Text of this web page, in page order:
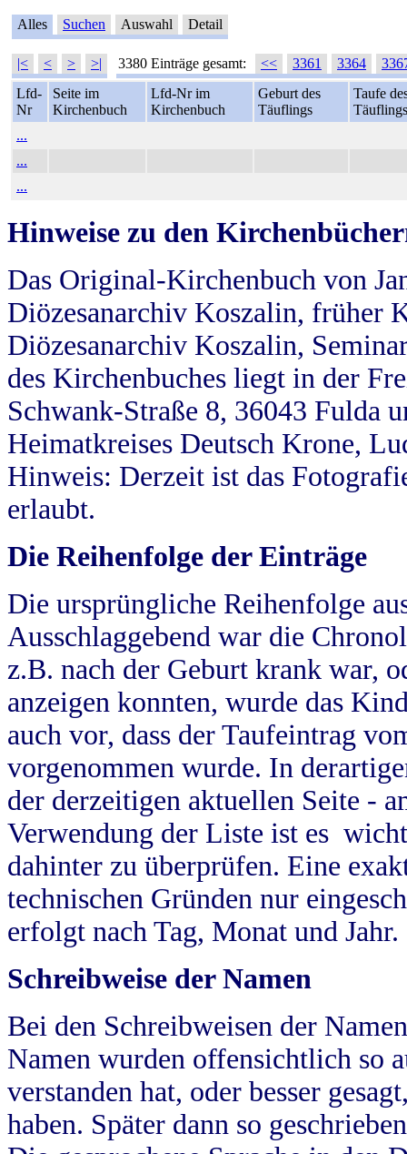
Alles Suchen Auswahl Detail
|< < > >| 3380 Einträge gesamt: << 3361 3364
Lfd-
Nr
Seite im
Kirchenbuch
Lfd-Nr im
Kirchenbuch
Geburt des
Täuflings
Taufe
Täuflings
...
...
...
Hinweise zu den
Das Original-Kirchenbuch von
Diözesanarchiv Koszalin, früher
Diözesanarchiv Koszalin,
des Kirchenbuches liegt in der
Schwank-Straße 8, 36043 Fulda
Heimatkreises Deutsch Krone,
Hinweis: Derzeit ist das
erlaubt.
Die Reihenfolge der Einträge
Die ursprüngliche Reihenfolge
Ausschlaggebend war die
z.B. nach der Geburt krank war,
anzeigen konnten, wurde das
auch vor, dass der Taufeintrag
vorgenommen wurde. In
der derzeitigen aktuellen Seite -
Verwendung der Liste ist es
dahinter zu überprüfen. Eine
technischen Gründen nur
erfolgt nach Tag, Monat und Jahr.
Schreibweise der Namen
Bei den Schreibweisen der
Namen wurden offensichtlich so
verstanden hat, oder besser
haben. Später dann so